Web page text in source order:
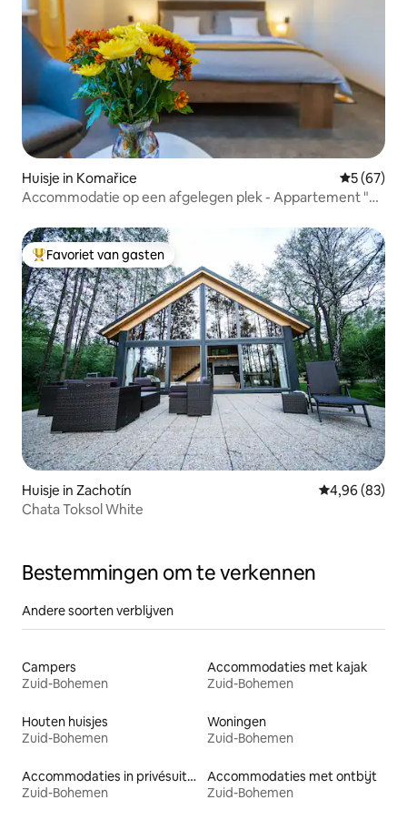
Huisje in Komařice
5 (67)
Accommodatie op een afgelegen plek - Appartement "U
Topfavoriet van gasten
Favoriet van gasten
Huisje in Zachotín Gemiddelde
4,96 (83)
Chata Toksol White
Bestemmingen om te verkennen
Andere soorten verblijven
Campers
Zuid-Bohemen
Accommodaties met kajak
Zuid-Bohemen
Houten huisjes
Zuid-Bohemen
Woningen
Zuid-Bohemen
Accommodaties in privésuites
Zuid-Bohemen
Accommodaties met ontbijt
Zuid-Bohemen